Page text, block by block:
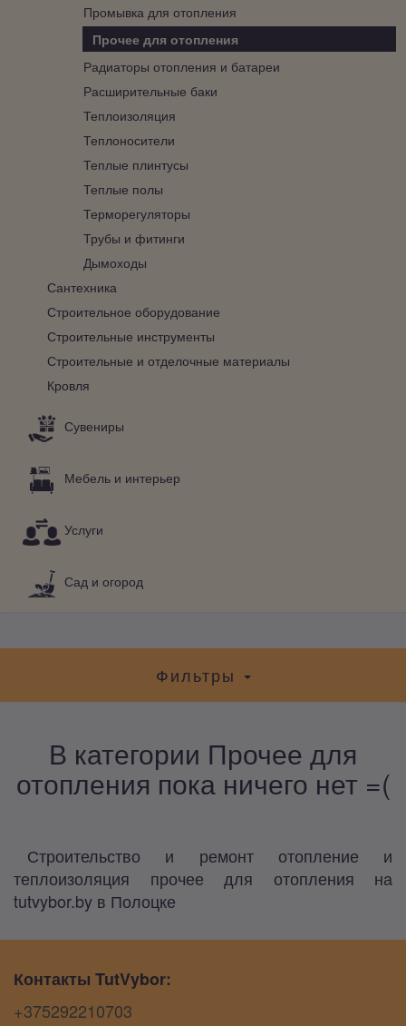
Промывка для отопления
Прочее для отопления
Радиаторы отопления и батареи
Расширительные баки
Теплоизоляция
Теплоносители
Теплые плинтусы
Теплые полы
Терморегуляторы
Трубы и фитинги
Дымоходы
Сантехника
Строительное оборудование
Строительные инструменты
Строительные и отделочные материалы
Кровля
Сувениры
Мебель и интерьер
Услуги
Сад и огород
Фильтры
В категории Прочее для
отопления пока ничего нет =(
Строительство и ремонт отопление и
теплоизоляция прочее для отопления на
tutvybor.by в Полоцке
Контакты TutVybor:
+375292210703